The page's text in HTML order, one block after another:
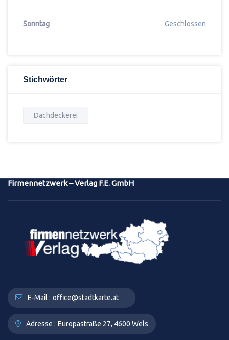
Sonntag Geschlossen
Stichwörter
Dachdeckerei
Firmennetzwerk – Verlag F.E. GmbH
E-Mail : office@stadtkarte.at
Adresse : Europastraße 27, 4600 Wels